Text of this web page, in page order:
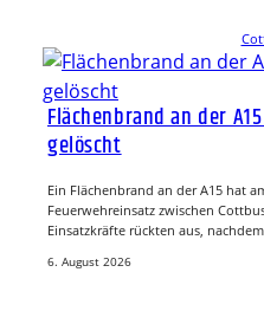
Flächenbrand an der
gelöscht
Ein Flächenbrand an der A15 hat
Feuerwehreinsatz zwischen
Einsatzkräfte rückten aus,
6. August 2026